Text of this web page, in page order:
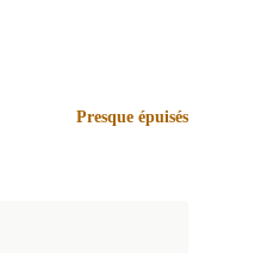
Presque épuisés